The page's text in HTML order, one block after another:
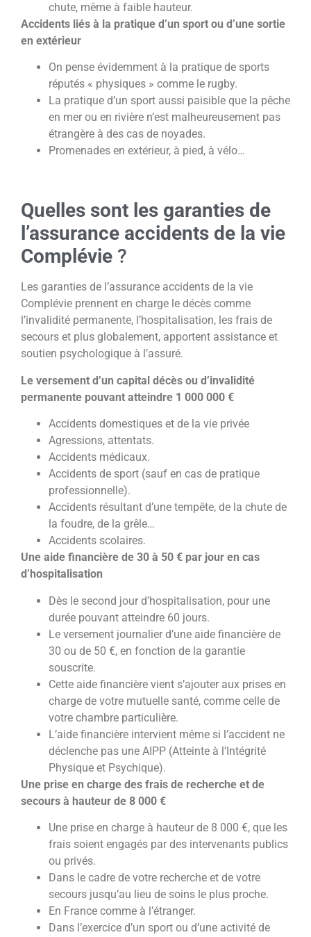
chute, même à faible hauteur.
Accidents liés à la pratique d’un sport ou d’une sortie
en extérieur
On pense évidemment à la pratique de sports
réputés « physiques » comme le rugby.
La pratique d’un sport aussi paisible que la pêche
en mer ou en rivière n’est malheureusement pas
étrangère à des cas de noyades.
Promenades en extérieur, à pied, à vélo…
Quelles sont les garanties de
l’assurance accidents de la vie
Complévie ?
Les garanties de l’assurance accidents de la vie
Complévie prennent en charge le décès comme
l’invalidité permanente, l’hospitalisation, les frais de
secours et plus globalement, apportent assistance et
soutien psychologique à l’assuré.
Le versement d’un capital décès ou d’invalidité
permanente pouvant atteindre 1 000 000 €
Accidents domestiques et de la vie privée
Agressions, attentats.
Accidents médicaux.
Accidents de sport (sauf en cas de pratique
professionnelle).
Accidents résultant d’une tempête, de la chute de
la foudre, de la grêle…
Accidents scolaires.
Une aide financière de 30 à 50 € par jour en cas
d’hospitalisation
Dès le second jour d’hospitalisation, pour une
durée pouvant atteindre 60 jours.
Le versement journalier d’une aide financière de
30 ou de 50 €, en fonction de la garantie
souscrite.
Cette aide financière vient s’ajouter aux prises en
charge de votre mutuelle santé, comme celle de
votre chambre particulière.
L’aide financière intervient même si l’accident ne
déclenche pas une AIPP (Atteinte à l’Intégrité
Physique et Psychique).
Une prise en charge des frais de recherche et de
secours à hauteur de 8 000 €
Une prise en charge à hauteur de 8 000 €, que les
frais soient engagés par des intervenants publics
ou privés.
Dans le cadre de votre recherche et de votre
secours jusqu’au lieu de soins le plus proche.
En France comme à l’étranger.
Dans l’exercice d’un sport ou d’une activité de